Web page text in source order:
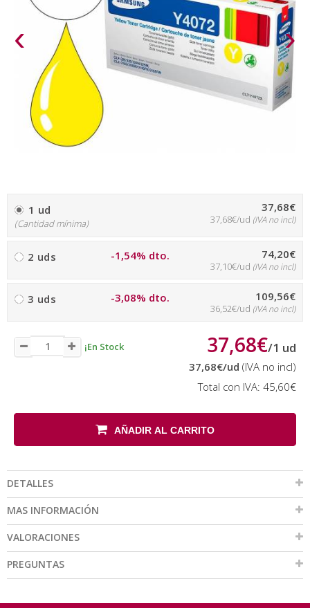
‹ ›
1 ud
(Cantidad mínima)
37,68€
37,68€/ud (IVA no incl)
2 uds -1,54% dto. 74,20€
37,10€/ud (IVA no incl)
3 uds -3,08% dto. 109,56€
36,52€/ud (IVA no incl)
¡En Stock 37,68€/1 ud
37,68€/ud (IVA no incl)
Total con IVA: 45,60€
AÑADIR AL CARRITO
DETALLES
MAS INFORMACIÓN
VALORACIONES
PREGUNTAS